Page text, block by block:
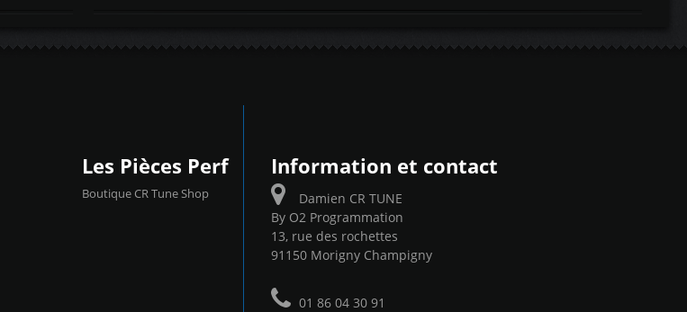
Les Pièces Perf
Boutique CR Tune Shop
Information et contact
Damien CR TUNE
By O2 Programmation
13, rue des rochettes
91150 Morigny Champigny
01 86 04 30 91